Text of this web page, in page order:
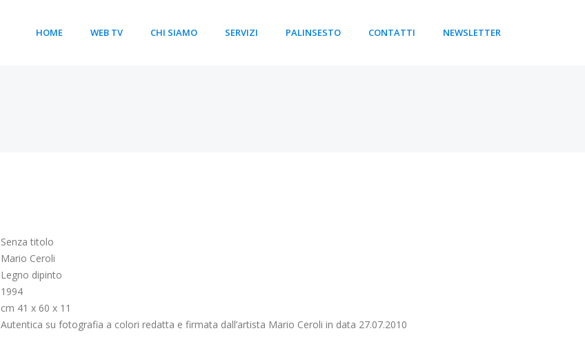
HOME WEB TV CHI SIAMO SERVIZI PALINSESTO CONTATTI NEWSLETTER
Senza titolo
Mario Ceroli
Legno dipinto
1994
cm 41 x 60 x 11
Autentica su fotografia a colori redatta e firmata dall’artista Mario Ceroli in data 27.07.2010